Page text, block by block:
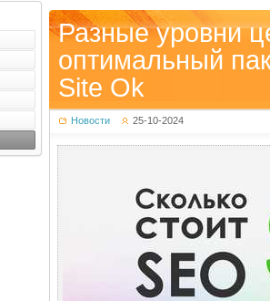
Разные уровни
оптимальный
Site Ok
Новости 25-10-2024